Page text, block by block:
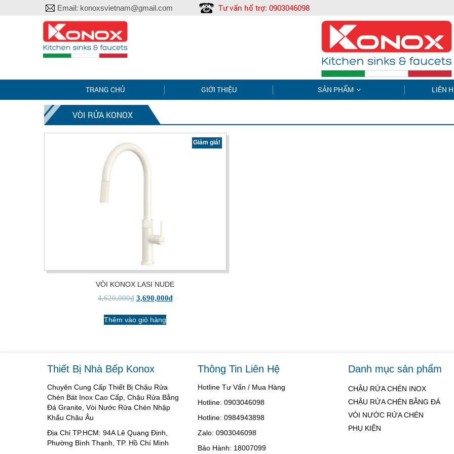
Email: konoxsvietnam@gmail.com Tư vấn hổ trợ: 0903046098
TRANG CHỦ GIỚI THIỆU SẢN PHẨM LIÊN
VÒI RỬA KONOX
Giảm giá!
VÒI KONOX LASI NUDE
4,620,000₫ 3,690,000₫
Thêm vào giỏ hàng
Thiết Bị Nhà Bếp Konox
Chuyên Cung Cấp Thiết Bị Chậu Rửa
Chén Bát Inox Cao Cấp, Chậu Rửa Bằng
Đá Granite, Vòi Nước Rửa Chén Nhập
Khẩu Châu Âu
Địa Chỉ TP.HCM: 94A Lê Quang Định,
Phường Bình Thạnh, TP. Hồ Chí Minh
Thông Tin Liên Hệ
Hotline Tư Vấn / Mua Hàng
Hotline: 0903046098
Hotline: 0984943898
Zalo: 0903046098
Bảo Hành: 18007099
Danh mục sản phẩm
CHẬU RỬA CHÉN INOX
CHẬU RỬA CHÉN BẰNG ĐÁ
VÒI NƯỚC RỬA CHÉN
PHỤ KIỆN